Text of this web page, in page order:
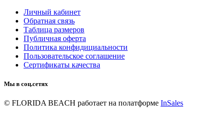
Личный кабинет
Обратная связь
Таблица размеров
Публичная оферта
Политика конфидициальности
Пользовательское соглашение
Сертификаты качества
Мы в соц.сетях
© FLORIDA BEACH работает на полатформе InSales